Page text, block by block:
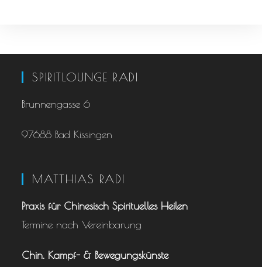
SPIRITLOUNGE RADI
Brunnengasse 6
97688 Bad Kissingen
MATTHIAS RADI
Praxis für Chinesisch ­Spirituelles Heilen
Termine nach Vereinbarung
Chin. Kampf- & Bewegungskünste